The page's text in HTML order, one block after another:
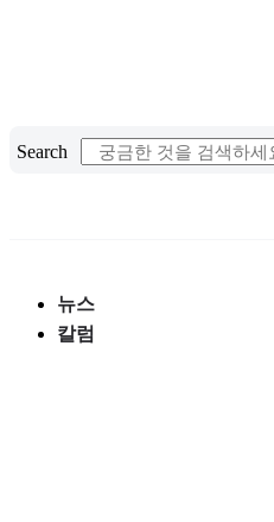
건
Search
뉴스
칼럼